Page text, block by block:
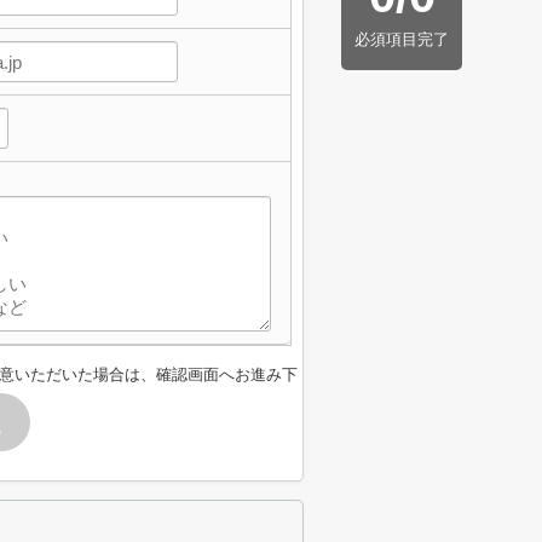
必須項目完了
いただいた場合は、確認画面へお進み下